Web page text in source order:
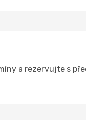
a rezervujte s